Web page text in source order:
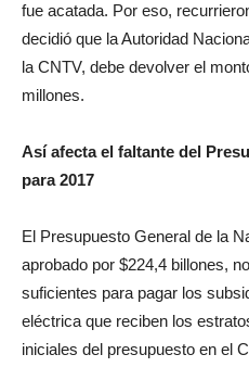
fue acatada. Por eso,
decidió que la Autoridad
la CNTV, debe devolver el
millones.
Así afecta el faltante del
para 2017
El Presupuesto General de la
aprobado por $224,4 billones,
suficientes para pagar los
eléctrica que reciben los
iniciales del presupuesto en el